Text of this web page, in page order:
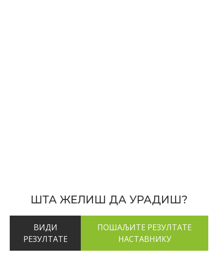
ШТА ЖЕЛИШ ДА УРАДИШ?
ВИДИ
РЕЗУЛТАТЕ